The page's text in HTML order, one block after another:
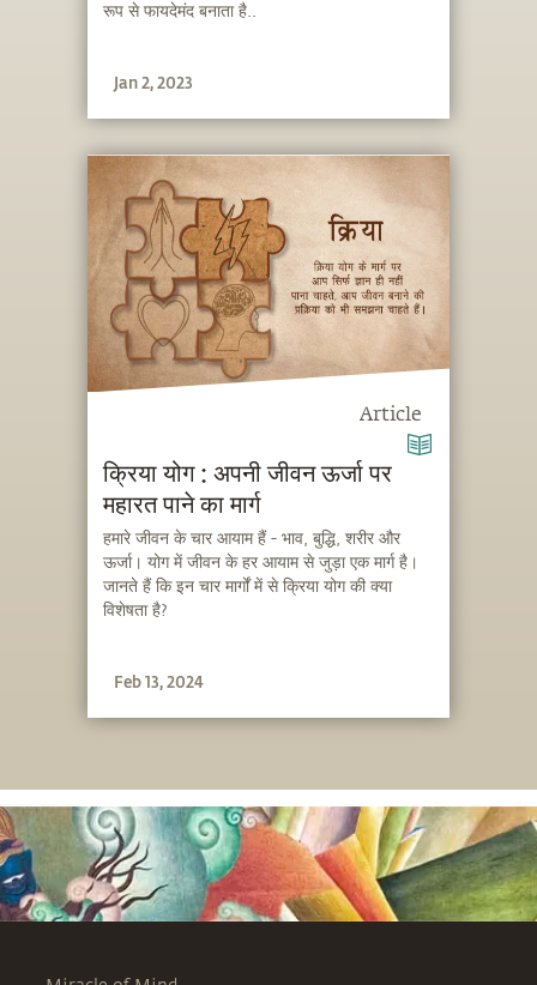
रूप से फायदेमंद बनाता है..
Jan 2, 2023
Article
क्रिया योग : अपनी जीवन ऊर्जा पर
महारत पाने का मार्ग
हमारे जीवन के चार आयाम हैं - भाव, बुद्धि, शरीर और
ऊर्जा। योग में जीवन के हर आयाम से जुड़ा एक मार्ग है।
जानते हैं कि इन चार मार्गों में से क्रिया योग की क्या
विशेषता है?
Feb 13, 2024